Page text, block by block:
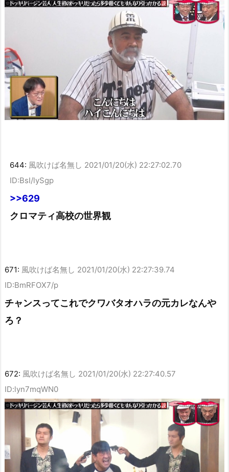
644: 風吹けば名無し 2021/01/20(水) 22:27:02.70
ID:BsI/lySgp
>>629
クロマティ高校の世界観
671: 風吹けば名無し 2021/01/20(水) 22:27:39.74
ID:BmRFOX7/p
チャンスってこれでクワバタオハラの元カレなんや
ろ？
672: 風吹けば名無し 2021/01/20(水) 22:27:40.57
ID:lyn7mqWN0